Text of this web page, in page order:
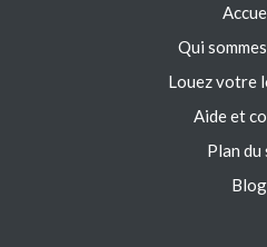
Qui
Louez votre
Aide et
Plan du
Blog